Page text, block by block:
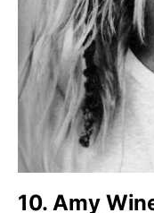
10. Amy